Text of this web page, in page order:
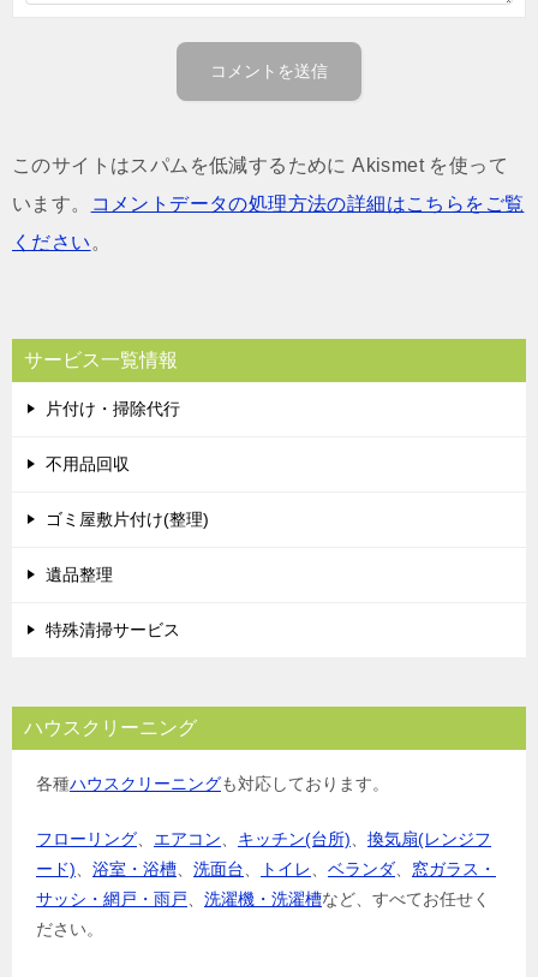
このサイトはスパムを低減するために Akismet を使って
います。
コメントデータの処理方法の詳細はこちらをご覧
ください 。
サービス一覧情報
片付け・掃除代行
不用品回収
ゴミ屋敷片付け(整理)
遺品整理
特殊清掃サービス
ハウスクリーニング
各種ハウスクリーニングも対応しております。
フローリング エアコン キッチン(台所)
換気扇(レンジフ
ード)
浴室・浴槽 洗面台 トイレ ベランダ
窓ガラス・
サッシ・網戸・雨戸
洗濯機・洗濯槽など、すべてお任せく
ださい。